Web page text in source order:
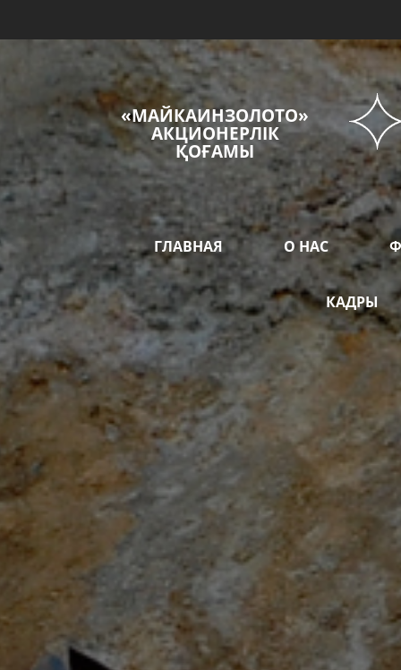
«МАЙКАИНЗОЛОТО»
АКЦИОНЕРЛІК
ҚОҒАМЫ
ГЛАВНАЯ О НАС
КАДРЫ